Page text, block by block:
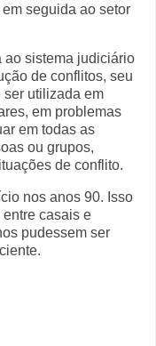
seguida ao setor
ao sistema judiciário
de conflitos, seu
ser utilizada em
em problemas
em todas as
ou grupos,
de conflito.
nos anos 90. Isso
casais e
pudessem ser